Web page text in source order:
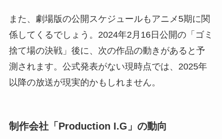
また、劇場版の公開スケジュールもアニメ5期に関
係してくるでしょう。2024年2月16日公開の「ゴミ
捨て場の決戦」後に、次の作品の動きがあると予
測されます。公式発表がない現時点では、2025年
以降の放送が現実的かもしれません。
制作会社「Production I.G」の動向